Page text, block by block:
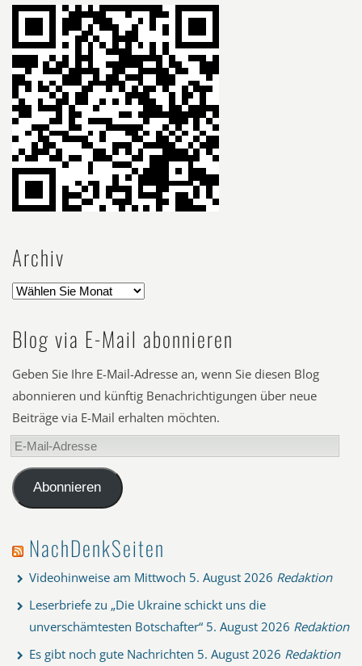
Archiv
Blog via E-Mail abonnieren
Geben Sie Ihre E-Mail-Adresse an, wenn Sie diesen Blog
abonnieren und künftig Benachrichtigungen über neue
Beiträge via E-Mail erhalten möchten.
E-
Mail-
AdresseAbonnieren
NachDenkSeiten
Videohinweise am Mittwoch 5. August 2026 Redaktion
Leserbriefe zu „Die Ukraine schickt uns die
unverschämtesten Botschafter“ 5. August 2026 Redaktion
Es gibt noch gute Nachrichten 5. August 2026 Redaktion